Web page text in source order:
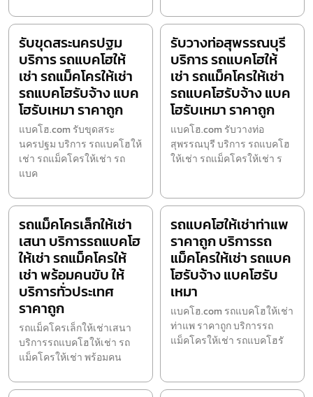
รับขุดสระนครปฐม
บริการ รถแบคโฮให้
เช่า รถแม็คโครให้เช่า
รถแบคโฮรับจ้าง แบค
โฮรับเหมา ราคาถูก
แบคโฮ.com รับขุดสระ
นครปฐม บริการ รถแบคโฮให้
เช่า รถแม็คโครให้เช่า รถ
แบค
รับวางท่อสุพรรณบุรี
บริการ รถแบคโฮให้
เช่า รถแม็คโครให้เช่า
รถแบคโฮรับจ้าง แบค
โฮรับเหมา ราคาถูก
แบคโฮ.com รับวางท่อ
สุพรรณบุรี บริการ รถแบคโฮ
ให้เช่า รถแม็คโครให้เช่า ร
รถแม็คโครเล็กให้เช่า
เสนา บริการรถแบคโฮ
ให้เช่า รถแม็คโครให้
เช่า พร้อมคนขับ ให้
บริการทั่วประเทศ
ราคาถูก
รถแม็คโครเล็กให้เช่าเสนา
บริการรถแบคโฮให้เช่า รถ
แม็คโครให้เช่า พร้อมคน
รถแบคโฮให้เช่าท่าแพ
ราคาถูก บริการรถ
แม็คโครให้เช่า รถแบค
โฮรับจ้าง แบคโฮรับ
เหมา
แบคโฮ.com รถแบคโฮให้เช่า
ท่าแพ ราคาถูก บริการรถ
แม็คโครให้เช่า รถแบคโฮรั